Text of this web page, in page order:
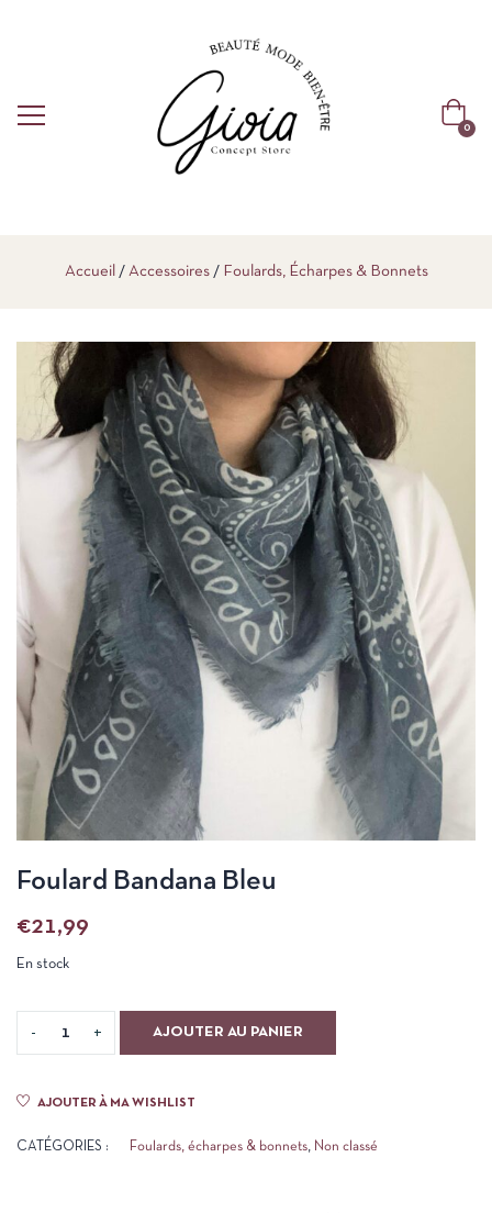
0
Accueil Accessoires Foulards, Écharpes & Bonnets
Foulard Bandana Bleu
€21,99
En stock
AJOUTER AU PANIER
AJOUTER À MA WISHLIST
CATÉGORIES : Foulards, écharpes & bonnets, Non classé